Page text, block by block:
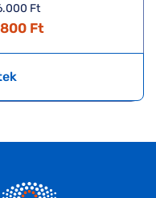
Ft
Ft